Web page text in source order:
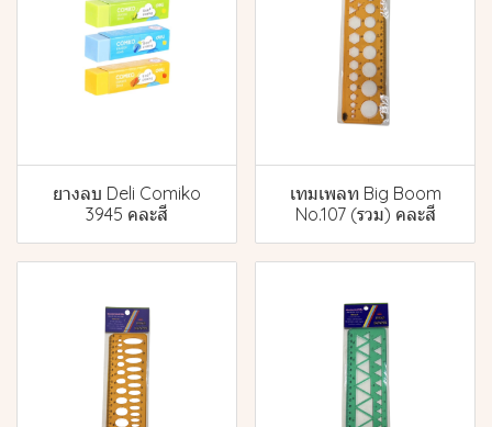
ยางลบ Deli Comiko
3945 คละสี
เทมเพลท Big Boom
No.107 (รวม) คละสี